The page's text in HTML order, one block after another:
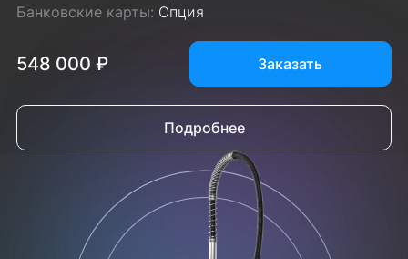
Банковские карты: Опция
548 000 ₽ Заказать
Подробнее